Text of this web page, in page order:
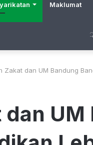
Maklumat
Zakat dan UM Bandung
dan